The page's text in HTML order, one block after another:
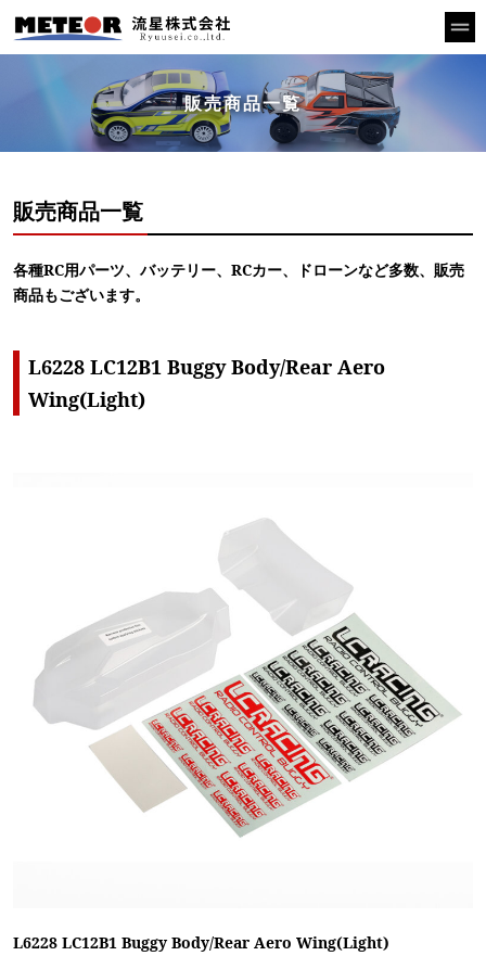
販売商品一覧
販売商品一覧
各種RC用パーツ、バッテリー、RCカー、ドローンなど多数、販売
商品もございます。
L6228 LC12B1 Buggy Body/Rear Aero
Wing(Light)
L6228 LC12B1 Buggy Body/Rear Aero Wing(Light)